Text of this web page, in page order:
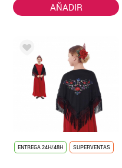
AÑADIR
ENTREGA 24H/48H SUPERVENTAS